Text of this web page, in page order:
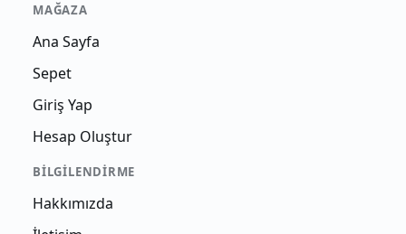
MAĞAZA
Ana Sayfa
Sepet
Giriş Yap
Hesap Oluştur
BILGILENDIRME
Hakkımızda